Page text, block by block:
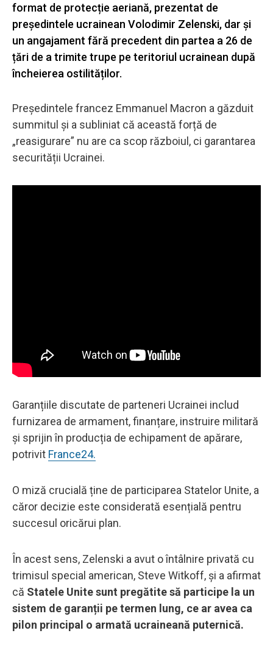
format de protecție aeriană, prezentat de
președintele ucrainean Volodimir Zelenski, dar și
un angajament fără precedent din partea a 26 de
țări de a trimite trupe pe teritoriul ucrainean după
încheierea ostilităților.
Președintele francez Emmanuel Macron a găzduit
summitul și a subliniat că această forță de
„reasigurare” nu are ca scop războiul, ci garantarea
securității Ucrainei.
Garanțiile discutate de parteneri Ucrainei includ
furnizarea de armament, finanțare, instruire militară
și sprijin în producția de echipament de apărare,
potrivit France24.
O miză crucială ține de participarea Statelor Unite, a
căror decizie este considerată esențială pentru
succesul oricărui plan.
În acest sens, Zelenski a avut o întâlnire privată cu
trimisul special american, Steve Witkoff, și a afirmat
că Statele Unite sunt pregătite să participe la un
sistem de garanții pe termen lung, ce ar avea ca
pilon principal o armată ucraineană puternică.